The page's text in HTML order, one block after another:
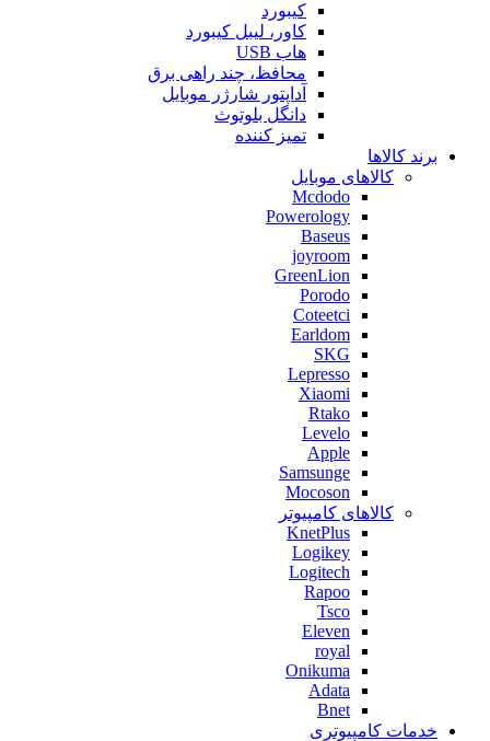
کیبورد
کاور، لیبل کیبورد
هاب USB
محافظ، چند راهی برق
آداپتور شارژر موبایل
دانگل بلوتوث
تمیز کننده
برند کالاها
کالاهای موبایل
Mcdodo
Powerology
Baseus
joyroom
GreenLion
Porodo
Coteetci
Earldom
SKG
Lepresso
Xiaomi
Rtako
Levelo
Apple
Samsunge
Mocoson
کالاهای کامپیوتر
KnetPlus
Logikey
Logitech
Rapoo
Tsco
Eleven
royal
Onikuma
Adata
Bnet
خدمات کامپیوتری